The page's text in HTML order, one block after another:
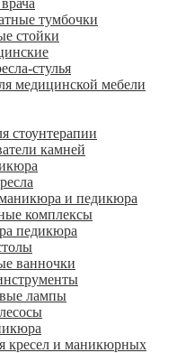
тумбочки
стойки
стулья
медицинской мебели
стоунтерапии
камней
и педикюра
комплексы
педикюра
ванночки
лампы
кресел и маникюрных